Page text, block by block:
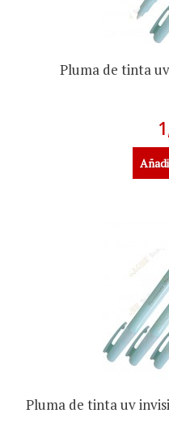
Pluma de tinta
Pluma de tinta uv